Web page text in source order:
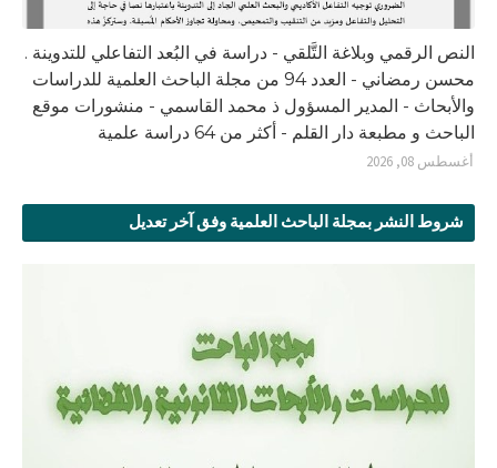
النص الرقمي وبلاغة التَّلقي - دراسة في البُعد التفاعلي للتدوينة .
محسن رمضاني - العدد 94 من مجلة الباحث العلمية للدراسات
والأبحاث - المدير المسؤول ذ محمد القاسمي - منشورات موقع
الباحث و مطبعة دار القلم - أكثر من 64 دراسة علمية
أغسطس 08, 2026
شروط النشر بمجلة الباحث العلمية وفق آخر تعديل